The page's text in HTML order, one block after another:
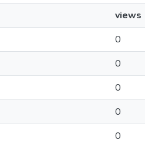
views
0
0
0
0
0